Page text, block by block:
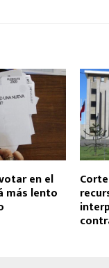
en el
más lento